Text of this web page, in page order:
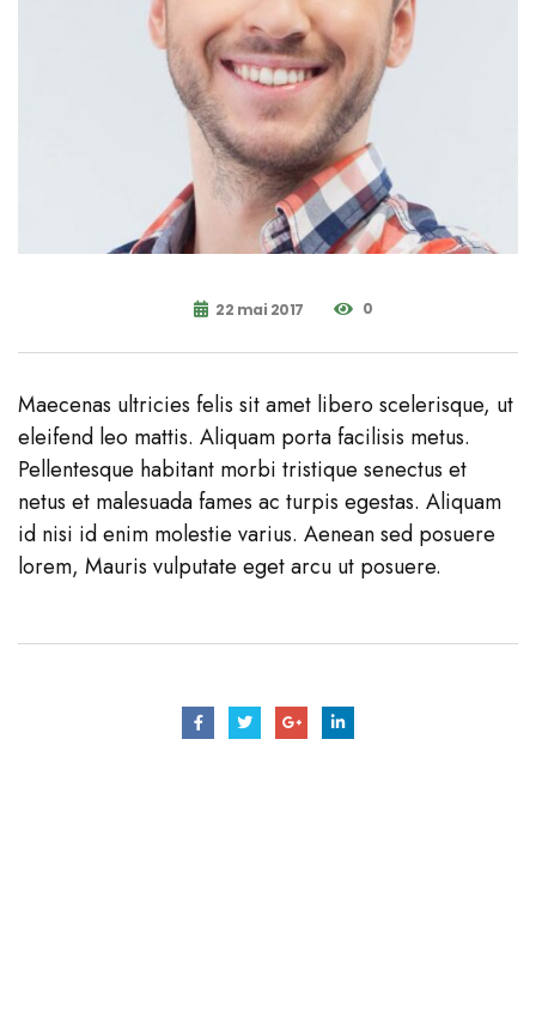
22 mai 2017 0
Maecenas ultricies felis sit amet libero scelerisque, ut
eleifend leo mattis. Aliquam porta facilisis metus.
Pellentesque habitant morbi tristique senectus et
netus et malesuada fames ac turpis egestas. Aliquam
id nisi id enim molestie varius. Aenean sed posuere
lorem, Mauris vulputate eget arcu ut posuere.